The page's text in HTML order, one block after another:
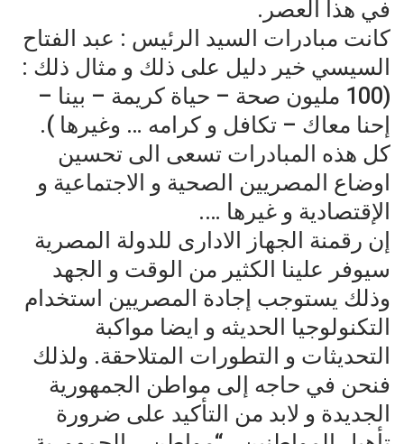
في هذا العصر.
كانت مبادرات السيد الرئيس : عبد الفتاح
السيسي خير دليل على ذلك و مثال ذلك :
(100 مليون صحة – حياة كريمة – بينا –
إحنا معاك – تكافل و كرامه … وغيرها ).
كل هذه المبادرات تسعى الى تحسين
اوضاع المصريين الصحية و الاجتماعية و
الإقتصادية و غيرها ….
إن رقمنة الجهاز الادارى للدولة المصرية
سيوفر علينا الكثير من الوقت و الجهد
وذلك يستوجب إجادة المصريين استخدام
التكنولوجيا الحديثه و ايضا مواكبة
التحديثات و التطورات المتلاحقة. ولذلك
فنحن في حاجه إلى مواطن الجمهورية
الجديدة و لابد من التأكيد على ضرورة